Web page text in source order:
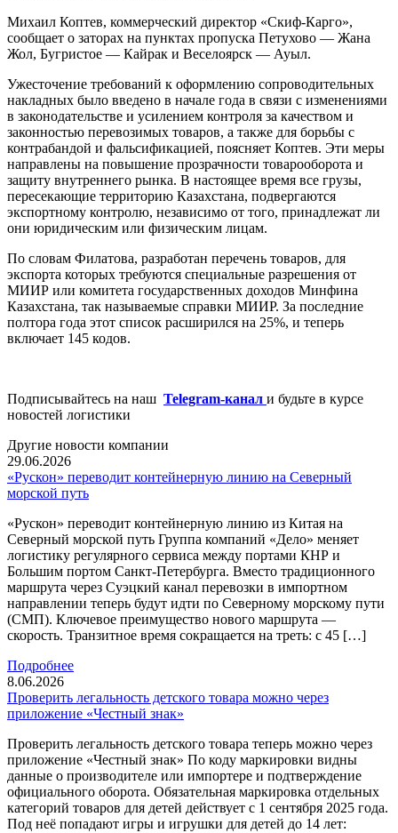
Михаил Коптев, коммерческий директор «Скиф-Карго»,
сообщает о заторах на пунктах пропуска Петухово — Жана
Жол, Бугристое — Кайрак и Веселоярск — Ауыл.
Ужесточение требований к оформлению сопроводительных
накладных было введено в начале года в связи с изменениями
в законодательстве и усилением контроля за качеством и
законностью перевозимых товаров, а также для борьбы с
контрабандой и фальсификацией, поясняет Коптев. Эти меры
направлены на повышение прозрачности товарооборота и
защиту внутреннего рынка. В настоящее время все грузы,
пересекающие территорию Казахстана, подвергаются
экспортному контролю, независимо от того, принадлежат ли
они юридическим или физическим лицам.
По словам Филатова, разработан перечень товаров, для
экспорта которых требуются специальные разрешения от
МИИР или комитета государственных доходов Минфина
Казахстана, так называемые справки МИИР. За последние
полтора года этот список расширился на 25%, и теперь
включает 145 кодов.
Подписывайтесь на наш Telegram-канал и будьте в курсе
новостей логистики
Другие новости компании
29.06.2026
«Рускон» переводит контейнерную линию на Северный
морской путь
«Рускон» переводит контейнерную линию из Китая на
Северный морской путь Группа компаний «Дело» меняет
логистику регулярного сервиса между портами КНР и
Большим портом Санкт-Петербурга. Вместо традиционного
маршрута через Суэцкий канал перевозки в импортном
направлении теперь будут идти по Северному морскому пути
(СМП). Ключевое преимущество нового маршрута —
скорость. Транзитное время сокращается на треть: с 45 […]
Подробнее
8.06.2026
Проверить легальность детского товара можно через
приложение «Честный знак»
Проверить легальность детского товара теперь можно через
приложение «Честный знак» По коду маркировки видны
данные о производителе или импортере и подтверждение
официального оборота. Обязательная маркировка отдельных
категорий товаров для детей действует с 1 сентября 2025 года.
Под неё попадают игры и игрушки для детей до 14 лет: